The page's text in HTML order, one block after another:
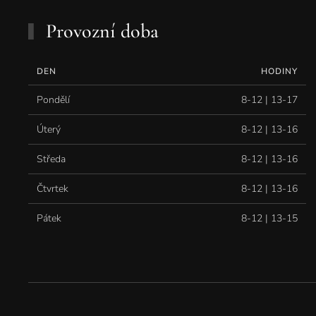
Provozní doba
DEN HODINY
Pondělí 8-12 | 13-17
Úterý 8-12 | 13-16
Středa 8-12 | 13-16
Čtvrtek 8-12 | 13-16
Pátek 8-12 | 13-15